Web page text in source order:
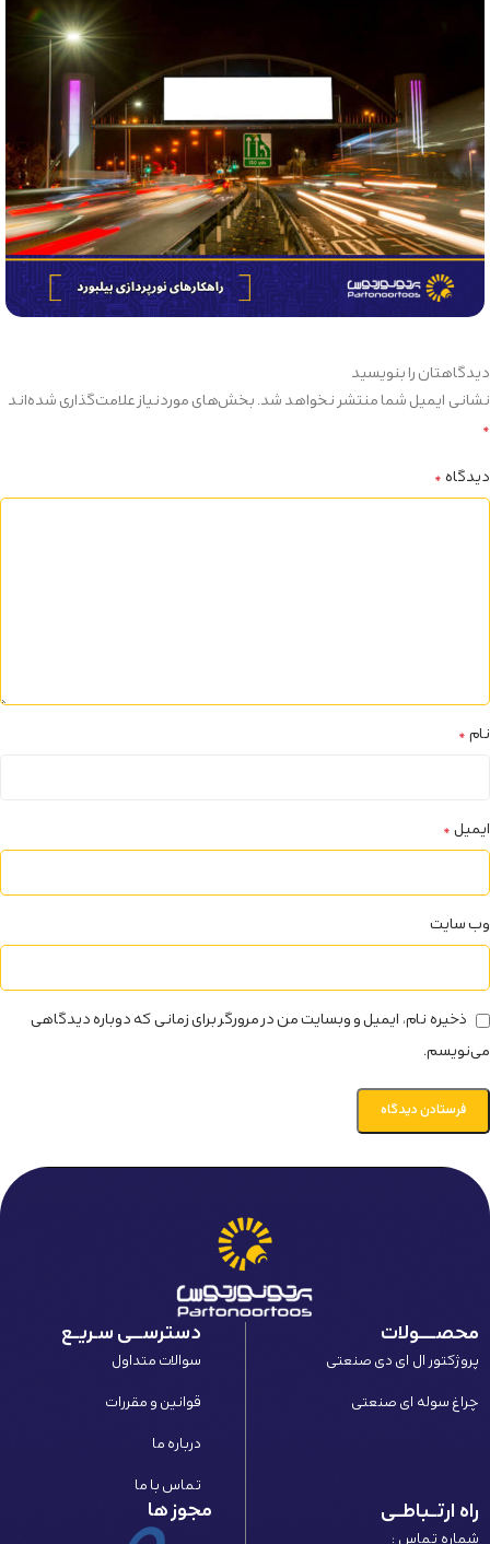
دیدگاهتان را بنویسید
نشانی ایمیل شما منتشر نخواهد شد. بخش‌های موردنیاز علامت‌گذاری شده‌اند
*
دیدگاه *
نام *
ایمیل *
وب‌ سایت
ذخیره نام، ایمیل و وبسایت من در مرورگر برای زمانی که دوباره دیدگاهی
می‌نویسم.
محصـــــولات
پروژکتور ال ای دی صنعتی
چراغ سوله ای صنعتی
دسترســـی سـریــع
سوالات متداول
قوانین و مقررات
درباره ما
تماس با ما
راه ارتــباطــی مجوز ها